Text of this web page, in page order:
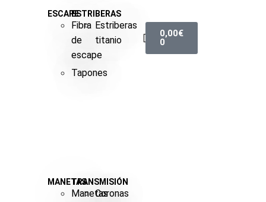
ESCAPE
Fibra
de
escape
Tapones
ESTRIBERAS
Estriberas
titanio
MANETAS
Manetas
TRANSMISIÓN
Coronas
0,00€
0